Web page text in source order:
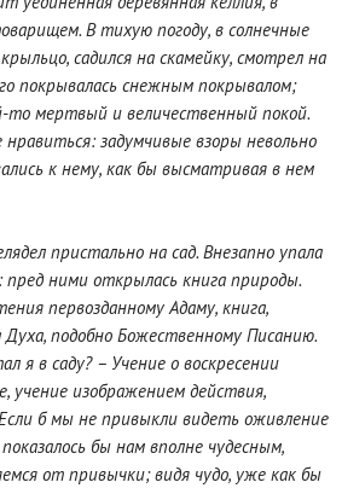
В тихую погоду, в солнечные
садился на скамейку, смотрел на
покрывалась снежным покрывалом;
то мертвый и величественный покой.
задумчивые взоры невольно
к нему, как бы высматривая в нем
пристально на сад. Внезапно упала
пред ними открылась книга природы.
первозданному Адаму, книга,
Духа, подобно Божественному Писанию.
я в саду? – Учение о воскресении
учение изображением действия,
б мы не привыкли видеть оживление
бы нам вполне чудесным,
от привычки; видя чудо, уже как бы